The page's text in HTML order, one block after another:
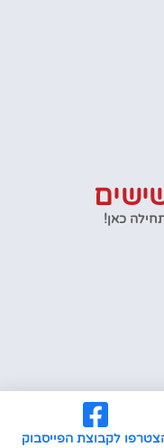
כאן!
לקבוצת הפייסבוק